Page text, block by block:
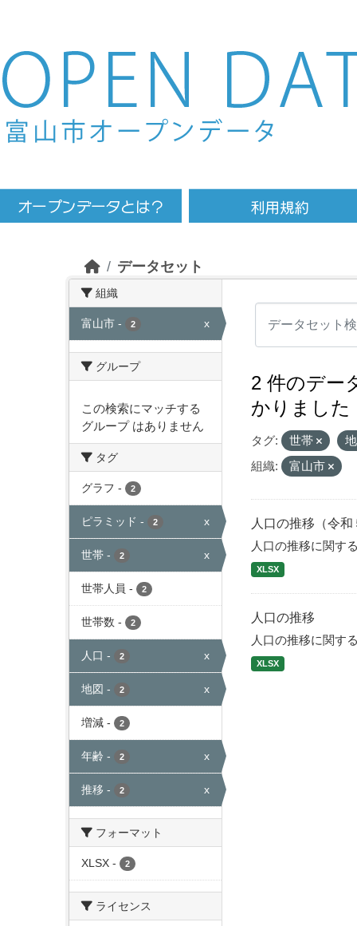
Skip to main content
データセット
組織
富山市 - 2 x
グループ
この検索にマッチする
グループ はありません
タグ
グラフ - 2
ピラミッド - 2 x
世帯 - 2 x
世帯人員 - 2
世帯数 - 2
人口 - 2 x
地図 - 2 x
増減 - 2
年齢 - 2 x
推移 - 2 x
フォーマット
XLSX - 2
ライセンス
2 件のデー
かりました
タグ: 世帯
組織:
富山市
人口の推移（令和
人口の推移に関す
XLSX
人口の推移
人口の推移に関す
XLSX